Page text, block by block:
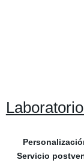
Servicio